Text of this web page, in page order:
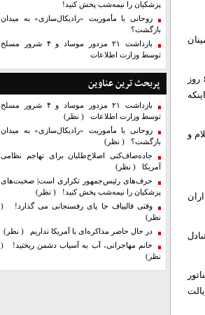
ترامپ در نامه ‌ای به کنگره در دوم مارس، این نهاد را از عملیات نظامی مطلع کرد و در آن، مدت زمان این درگیری را تا روز جمعه ۶۰ روز
را اعلام و
پزشکیان را نیمه‌شب پخش کنید!
روحانی با مأموریت «رادیکال‌سازی» به میدان
بازگشت؟
بازداشت ۲۱ مزدور موساد و ۴ شرور مسلح
توسط وزارت اطلاعات
پربحث ترین عناوین
بازداشت ۲۱ مزدور موساد و ۴ شرور مسلح
توسط وزارت اطلاعات ( نظر)
روحانی با مأموریت «رادیکال‌سازی» به میدان
بازگشت؟ ( نظر)
جاده‌صاف‌کنی اصلاح‌طلبان برای تهاجم نظامی
آمریکا ( نظر)
حرف‌های رئیس‌جمهور تکراری است| صحبت‌های
پزشکیان را نیمه‌شب پخش کنید! ( نظر)
وقتی قالیباف جا پای رفسنجانی می گذارد! (
نظر)
در حال حاضر مذاکره‌ای با آمریکا نداریم ( نظر)
خانم مهاجرانی، آب به آسیاب دشمن ریختید! (
نظر)